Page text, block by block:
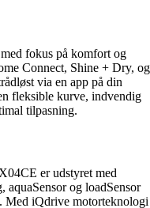
fokus på komfort og
Connect, Shine + Dry, og
via en app på din
fleksible kurve, indvendig
tilpasning.
er udstyret med
og loadSensor
Med iQdrive motorteknologi